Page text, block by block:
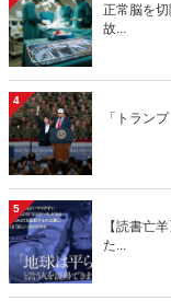
正常脳を
故...
4
「トラン
5
【読書亡
た...